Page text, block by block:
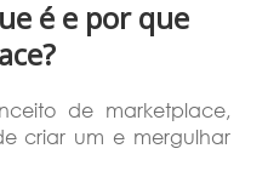
é e por que
de marketplace,
criar um e mergulhar